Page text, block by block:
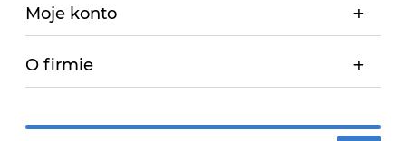
Moje konto
O firmie